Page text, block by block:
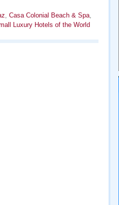
, Casa Colonial Beach & Spa,
Luxury Hotels of the World